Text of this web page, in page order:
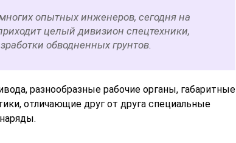
опытных инженеров, сегодня на
целый дивизион спецтехники,
обводненных грунтов.
разнообразные рабочие органы, габаритные
отличающие друг от друга специальные